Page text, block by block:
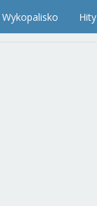
Wykopalisko Hity